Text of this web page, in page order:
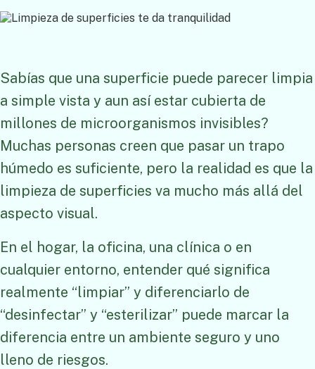
Sabías que una superficie puede parecer limpia
a simple vista y aun así estar cubierta de
millones de microorganismos invisibles?
Muchas personas creen que pasar un trapo
húmedo es suficiente, pero la realidad es que la
limpieza de superficies va mucho más allá del
aspecto visual.
En el hogar, la oficina, una clínica o en
cualquier entorno, entender qué significa
realmente “limpiar” y diferenciarlo de
“desinfectar” y “esterilizar” puede marcar la
diferencia entre un ambiente seguro y uno
lleno de riesgos.